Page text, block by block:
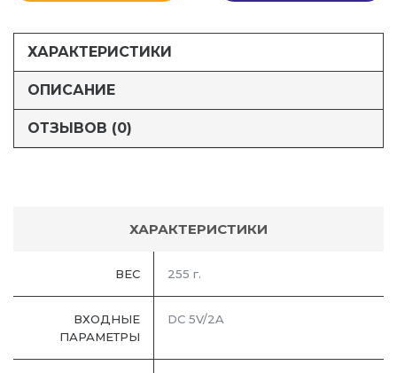
ХАРАКТЕРИСТИКИ
ОПИСАНИЕ
ОТЗЫВОВ (0)
ХАРАКТЕРИСТИКИ
ВЕС 255 г.
ВХОДНЫЕ
ПАРАМЕТРЫ
DC 5V/2A